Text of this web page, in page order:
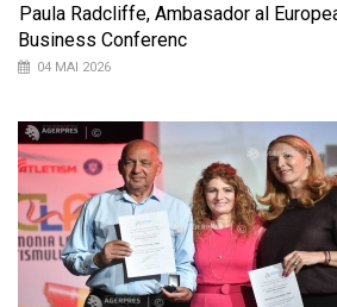
Paula Radcliffe, Ambasador al
Business Conferenc
04 MAI 2026